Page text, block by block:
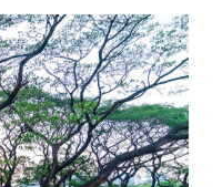
รือมาออกกำลังคน
หรับทุกคน